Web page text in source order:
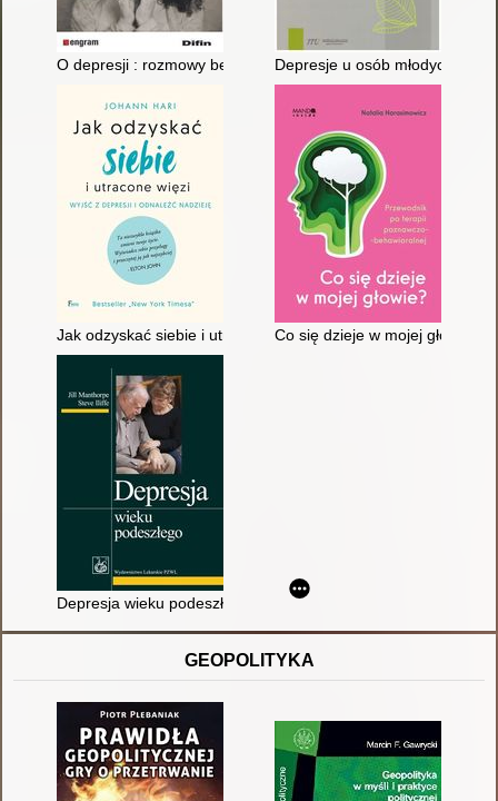
O depresji : rozmowy bez wstyduDepresje u osób młodych :
Jak odzyskać siebie i utracone więziCo się dzieje w mojej głowie?
Depresja wieku podeszłego
GEOPOLITYKA